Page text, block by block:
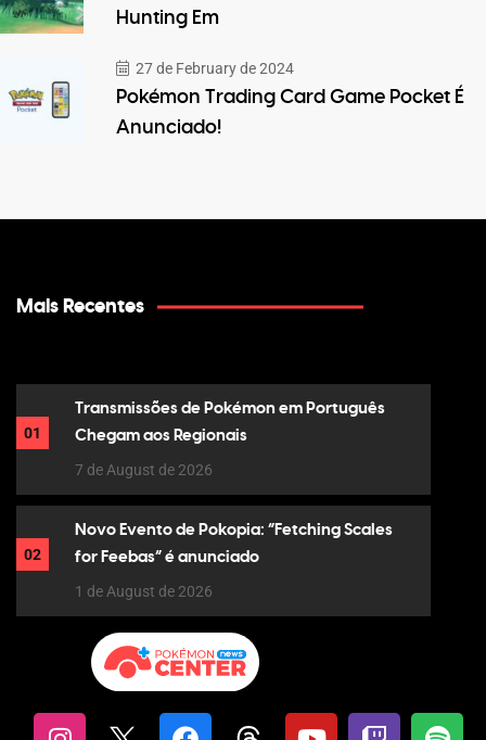
Hunting Em
27 de February de 2024
Pokémon Trading Card Game Pocket É
Anunciado!
Mais Recentes
01
Transmissões de Pokémon em Português
Chegam aos Regionais
7 de August de 2026
02
Novo Evento de Pokopia: “Fetching Scales
for Feebas” é anunciado
1 de August de 2026